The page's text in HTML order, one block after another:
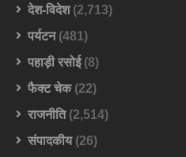
देश-विदेश(2,713)
पर्यटन(481)
पहाड़ी रसोई(8)
फैक्ट चेक(22)
राजनीति(2,514)
संपादकीय(26)